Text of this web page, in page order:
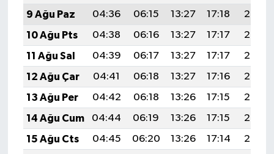
9 Ağu Paz
04:36 06:15 13:27 17:18
20:29
10 Ağu Pts
04:38 06:16 13:27 17:17
20:28
11 Ağu Sal
04:39 06:17 13:27 17:17
20:27
12 Ağu Çar
04:41 06:18 13:27 17:16
20:26
13 Ağu Per
04:42 06:18 13:26 17:15
20:24
14 Ağu Cum
04:44 06:19 13:26 17:15
20:23
15 Ağu Cts
04:45 06:20 13:26 17:14
20:22